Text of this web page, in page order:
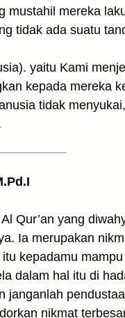
mustahil mereka
tidak ada suatu
yaitu Kami
kepada mereka
tidak
Qur’an yang
Ia merupakan
kepadamu
dalam hal itu di
janganlah
nikmat